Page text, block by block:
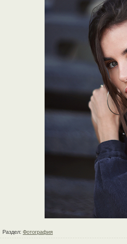
Раздел: Фотография